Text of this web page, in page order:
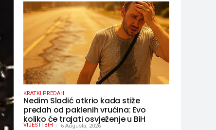
KRATKI PREDAH
Nedim Sladić otkrio kada stiže
predah od paklenih vrućina: Evo
koliko će trajati osvježenje u BiH
VIJESTI BIH 6 Augusta, 2026